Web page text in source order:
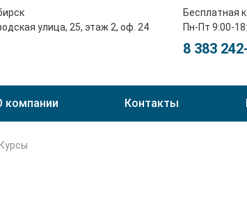
улица, 25, этаж 2, оф. 24
Бесплатная
Пн-Пт 9:00-
8 383
компании Контакты
Курсы